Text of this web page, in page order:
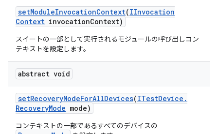
setModuleInvocationContext(IInvocation
Context invocationContext)
スイートの一部として実行されるモジュールの呼び出しコン
テキストを設定します。
abstract void
setRecoveryModeForAllDevices(ITestDevice .
RecoveryMode mode)
コンテキストの一部であるすべてのデバイスの